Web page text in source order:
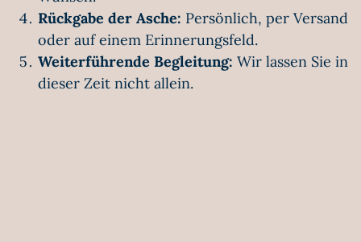
Rückgabe der Asche: Persönlich, per Versand
oder auf einem Erinnerungsfeld.
Weiterführende Begleitung: Wir lassen Sie in
dieser Zeit nicht allein.